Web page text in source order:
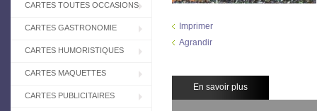
CARTES TOUTES OCCASIONS
CARTES GASTRONOMIE
CARTES HUMORISTIQUES
CARTES MAQUETTES
CARTES PUBLICITAIRES
Imprimer
Agrandir
En savoir plus